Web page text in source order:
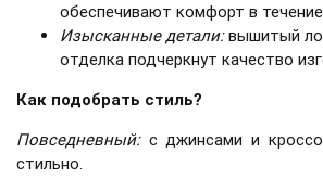
обеспечивают комфорт в
Изысканные детали:вышитый
отделка подчеркнут качество
Как подобрать стиль?
Повседневный:с джинсами и
стильно.